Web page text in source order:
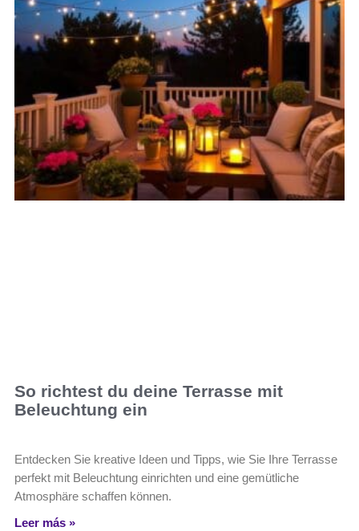
So richtest du deine Terrasse mit
Beleuchtung ein
Entdecken Sie kreative Ideen und Tipps, wie Sie Ihre Terrasse
perfekt mit Beleuchtung einrichten und eine gemütliche
Atmosphäre schaffen können.
Leer más »